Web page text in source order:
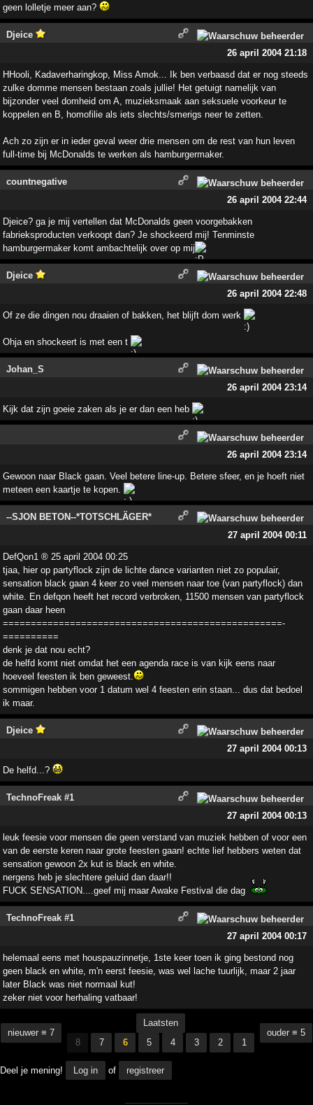
geen lolletje meer aan?
Djeice
26 april 2004 21:18
HHooli, Kadaverharingkop, Miss Amok... Ik ben verbaasd dat er nog steeds
zulke domme mensen bestaan zoals jullie! Het getuigt namelijk van
bijzonder veel domheid om A, muzieksmaak aan seksuele voorkeur te
koppelen en B, homofilie als iets slechts/smerigs neer te zetten.
Ach zo zijn er in ieder geval weer drie mensen om de rest van hun leven
full-time bij McDonalds te werken als hamburgermaker.
countnegative
26 april 2004 22:44
Djeice? ga je mij vertellen dat McDonalds geen voorgebakken
fabrieksproducten verkoopt dan? Je shockeerd mij! Tenminste
hamburgermaker komt ambachtelijk over op mij
Djeice
26 april 2004 22:48
Of ze die dingen nou draaien of bakken, het blijft dom werk
Ohja en shockeert is met een t
Johan_S
26 april 2004 23:14
Kijk dat zijn goeie zaken als je er dan een heb
26 april 2004 23:14
Gewoon naar Black gaan. Veel betere line-up. Betere sfeer, en je hoeft niet
meteen een kaartje te kopen.
--SJON BETON--*TOTSCHLÄGER*
27 april 2004 00:11
DefQon1 ® 25 april 2004 00:25
tjaa, hier op partyflock zijn de lichte dance varianten niet zo populair,
sensation black gaan 4 keer zo veel mensen naar toe (van partyflock) dan
white. En defqon heeft het record verbroken, 11500 mensen van partyflock
gaan daar heen
==================================================­
==========
denk je dat nou echt?
de helfd komt niet omdat het een agenda race is van kijk eens naar
hoeveel feesten ik ben geweest.
sommigen hebben voor 1 datum wel 4 feesten erin staan... dus dat bedoel
ik maar.
Djeice
27 april 2004 00:13
De helfd...?
TechnoFreak #1
27 april 2004 00:13
leuk feesie voor mensen die geen verstand van muziek hebben of voor een
van de eerste keren naar grote feesten gaan! echte lief hebbers weten dat
sensation gewoon 2x kut is black en white.
nergens heb je slechtere geluid dan daar!!
FUCK SENSATION....geef mij maar Awake Festival die dag
TechnoFreak #1
27 april 2004 00:17
helemaal eens met houspauzinnetje, 1ste keer toen ik ging bestond nog
geen black en white, m'n eerst feesie, was wel lache tuurlijk, maar 2 jaar
later Black was niet normaal kut!
zeker niet voor herhaling vatbaar!
nieuwer ≡ 7
Laatsten
8
7 6 5 4 3 2 1
ouder ≡ 5
Deel je mening! Log in of registreer